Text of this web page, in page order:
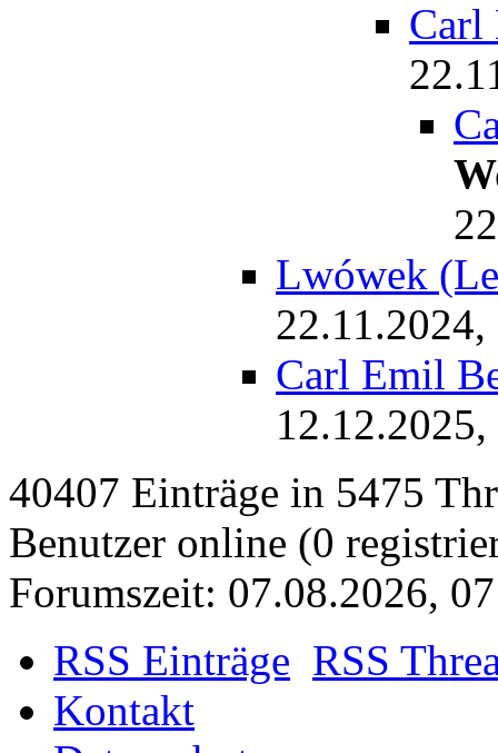
Carl
Lwówek
22.11.2024,
Carl Emil
40407 Einträge in 5475
Benutzer online (0
Forumszeit: 07.08.2026,
RSS Einträge RSS
Kontakt